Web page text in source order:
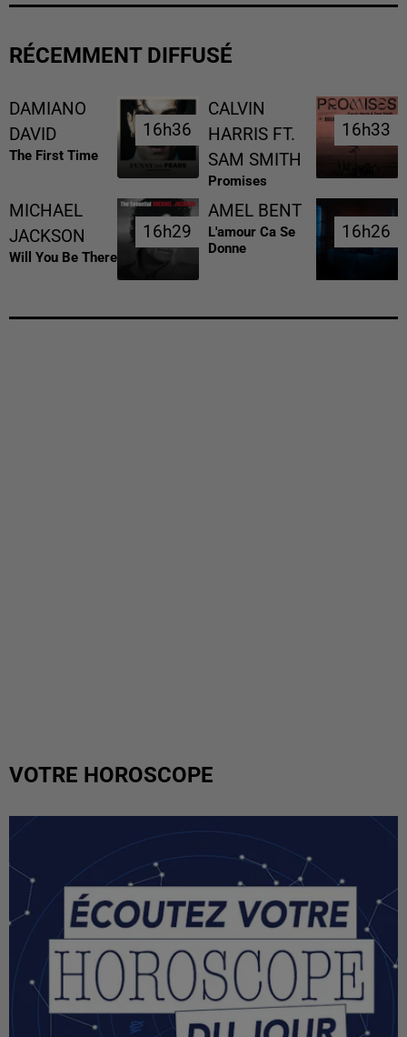
RÉCEMMENT DIFFUSÉ
DAMIANO
DAVID
The First Time
16h36
16h36
CALVIN
HARRIS FT.
SAM SMITH
Promises
16h33
16h33
MICHAEL
JACKSON
Will You Be There
16h29
16h29
AMEL BENT
L'amour Ca Se
Donne
16h26
16h26
VOTRE HOROSCOPE